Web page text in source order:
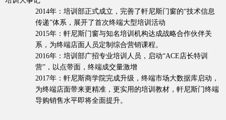
2014年：培训部正式成立，完善了軒尼斯门窗的“技术信息
传递”体系，展开了首次终端大型培训活动
2015年：軒尼斯门窗与知名培训机构达成战略合作伙伴关
系，为终端店面人员定制综合营销课程。
2016年：培训部广招专业培训人员，启动“ACE店长特训
营”，以点带面，终端成交量激增
2017年：軒尼斯商学院完成升级，终端市场大数据库启动，
为终端店面带来更精准，更实用的培训教材，軒尼斯门终端
导购销售水平即将全面提升。